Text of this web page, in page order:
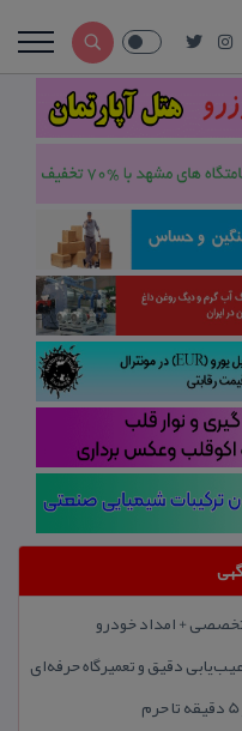
تخصصی + امداد خودرو
دقیق و تعمیرگاه حرفه‌ای